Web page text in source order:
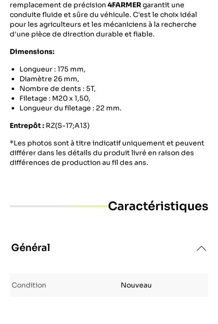
remplacement de précision 4FARMERgarantit une
conduite fluide et sûre du véhicule. C'est le choix idéal
pour les agriculteurs et les mécaniciens à la recherche
d'une pièce de direction durable et fiable.
Dimensions:
Longueur : 175 mm,
Diamètre 26 mm,
Nombre de dents : 5T,
Filetage : M20 x 1,50,
Longueur du filetage : 22 mm.
Entrepôt : RZ(S-17;A13)
*Les photos sont à titre indicatif uniquement et peuvent
différer dans les détails du produit livré en raison des
différences de production au fil des ans.
Caractéristiques
Général
Condition Nouveau